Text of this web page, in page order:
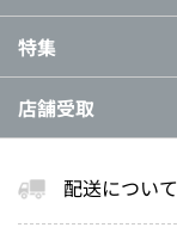
特集
店舗受取
配送について